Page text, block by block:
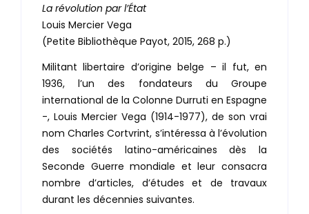
La révolution par l’État
Louis Mercier Vega
(Petite Bibliothèque Payot, 2015, 268 p.)
Militant libertaire d’origine belge – il fut, en
1936, l’un des fondateurs du Groupe
international de la Colonne Durruti en Espagne
-, Louis Mercier Vega (1914-1977), de son vrai
nom Charles Cortvrint, s’intéressa à l’évolution
des sociétés latino-américaines dès la
Seconde Guerre mondiale et leur consacra
nombre d’articles, d’études et de travaux
durant les décennies suivantes.